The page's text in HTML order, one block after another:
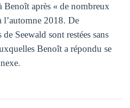
Benoît après « de nombreux
l’automne 2018. De
Seewald sont restées sans
Benoît a répondu se